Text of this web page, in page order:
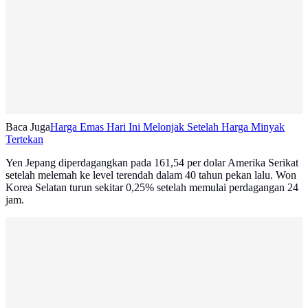
Baca JugaHarga Emas Hari Ini Melonjak Setelah Harga Minyak
Tertekan
Yen Jepang diperdagangkan pada 161,54 per dolar Amerika Serikat
setelah melemah ke level terendah dalam 40 tahun pekan lalu. Won
Korea Selatan turun sekitar 0,25% setelah memulai perdagangan 24
jam.